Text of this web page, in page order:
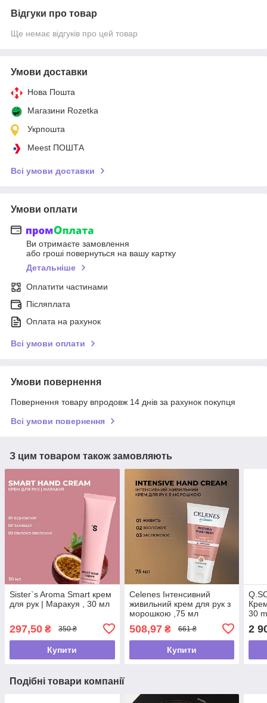
Відгуки про товар
Ще немає відгуків про цей товар
Умови доставки
Нова Пошта
Магазини Rozetka
Укрпошта
Meest ПОШТА
Всі умови доставки
Умови оплати
Ви отримаєте замовлення
або гроші повернуться на вашу картку
Детальніше
Оплатити частинами
Післяплата
Оплата на рахунок
Всі умови оплати
Умови повернення
Повернення товару впродовж 14 днів за рахунок покупця
Всі умови повернення
З цим товаром також замовляють
Sister`s Aroma Smart крем
для рук | Маракуя , 30 мл
297,50 ₴ 350 ₴
Купити
Celenes Інтенсивний
живильний крем для рук з
морошкою ,75 мл
508,97₴ 661 ₴
Купити
30
2
Подібні товари компанії